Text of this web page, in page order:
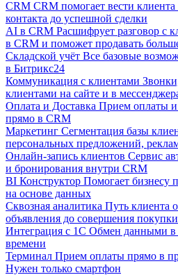
CRM CRM помогает вести
контакта до успешной сделки
AI в CRM Расшифрует разговор с
в CRM и поможет продавать
Складской учёт Все базовые
в Битрикс24
Коммуникация с клиентами
клиентами на сайте и в
Оплата и Доставка Прием оплаты и
прямо в CRM
Маркетинг Сегментация базы
персональных предложений,
Онлайн-запись клиентов Сервис
и бронирования внутри CRM
BI Конструктор Помогает бизнесу
на основе данных
Сквозная аналитика Путь клиента
объявления до совершения покупки
Интеграция с 1С Обмен данными в
времени
Терминал Прием оплаты прямо в
Нужен только смартфон